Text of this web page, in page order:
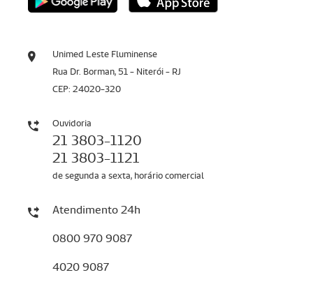
Unimed Leste Fluminense
Rua Dr. Borman, 51 - Niterói - RJ
CEP: 24020-320
Ouvidoria
21 3803-1120
21 3803-1121
de segunda a sexta, horário comercial
Atendimento 24h
0800 970 9087
4020 9087